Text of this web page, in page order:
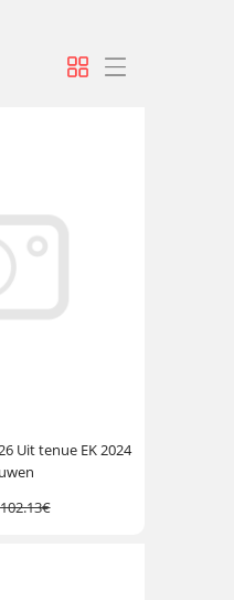
Uit tenue EK 2024
102.13€